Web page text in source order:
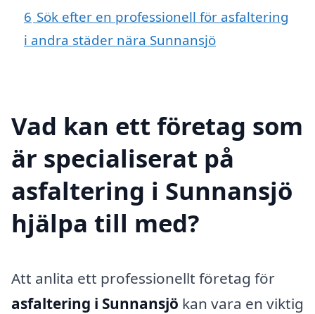
6 Sök efter en professionell för asfaltering
i andra städer nära Sunnansjö
Vad kan ett företag som
är specialiserat på
asfaltering i Sunnansjö
hjälpa till med?
Att anlita ett professionellt företag för
asfaltering i Sunnansjö kan vara en viktig